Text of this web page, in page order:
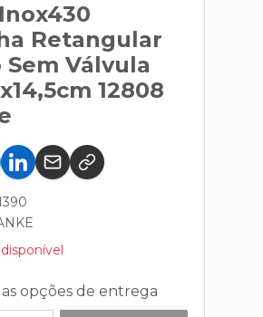
Retangular
Válvula
12808
opções de entrega